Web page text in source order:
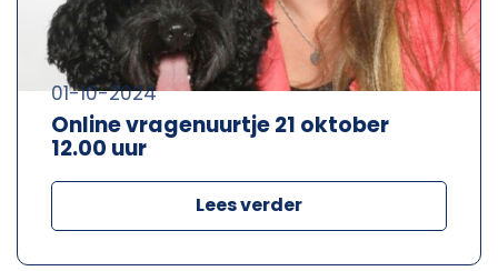
Online vragenuurtje 21 oktober
12.00 uur
01-10-2024
Lees verder